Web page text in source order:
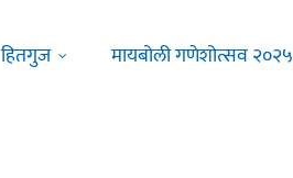
हितगुज मायबोली गणेशोत्सव २०२५